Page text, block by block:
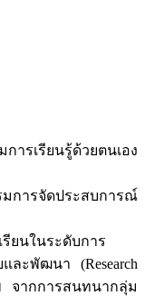
รเรียนรู้ด้วยตนเอง
การจัดประสบการณ์
รียนในระดับการ
ละพัฒนา (Research
จากการสนทนากลุ่ม